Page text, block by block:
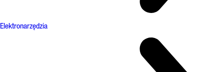
Elektronarzędzia